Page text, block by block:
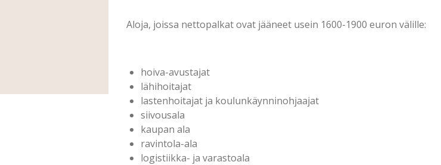
Aloja, joissa nettopalkat ovat jääneet usein 1600-1900 euron välille:
hoiva-avustajat
lähihoitajat
lastenhoitajat ja koulunkäynninohjaajat
siivousala
kaupan ala
ravintola-ala
logistiikka- ja varastoala